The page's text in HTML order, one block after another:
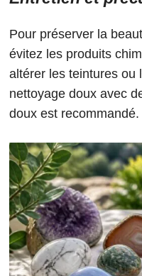
Pour préserver la
évitez les produits
altérer les teintures ou
nettoyage doux avec
doux est recommandé.